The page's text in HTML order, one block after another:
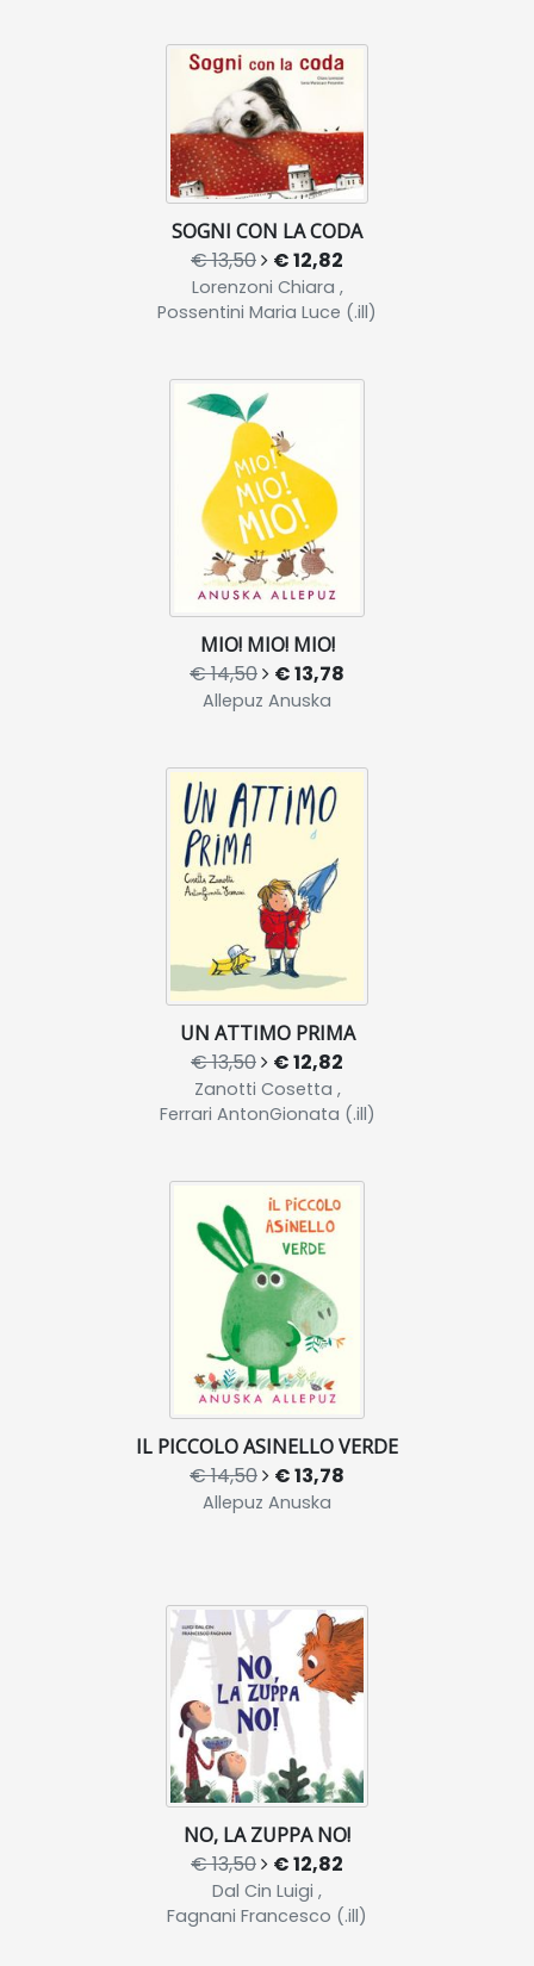
SOGNI CON LA CODA
€ 13,50 € 12,82
Lorenzoni Chiara ,
Possentini Maria Luce (.ill)
MIO! MIO! MIO!
€ 14,50 € 13,78
Allepuz Anuska
UN ATTIMO PRIMA
€ 13,50 € 12,82
Zanotti Cosetta ,
Ferrari AntonGionata (.ill)
IL PICCOLO ASINELLO VERDE
€ 14,50 € 13,78
Allepuz Anuska
NO, LA ZUPPA NO!
€ 13,50 € 12,82
Dal Cin Luigi ,
Fagnani Francesco (.ill)